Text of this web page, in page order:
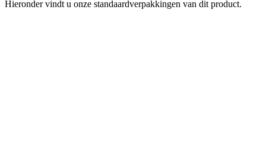
Hieronder vindt u onze standaardverpakkingen van dit product.